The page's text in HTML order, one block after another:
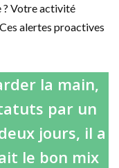
? Votre activité
alertes proactives
la main,
par un
jours, il a
le bon mix